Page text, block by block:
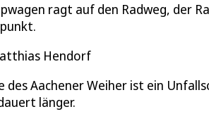
ragt auf den Radweg, der
Hendorf
des Aachener Weiher ist ein
länger.